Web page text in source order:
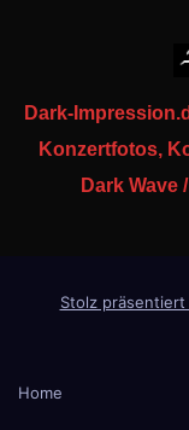
Dark-
Konzertfotos,
Dark Wave
Stolz präsentiert
Home